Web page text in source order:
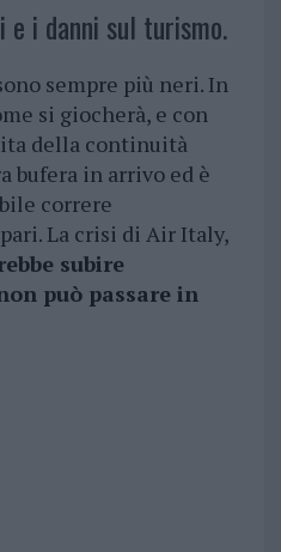
e i danni sul turismo.
sempre più neri. In
si giocherà, e con
della continuità
bufera in arrivo ed è
correre
La crisi di Air Italy,
subire
può passare in